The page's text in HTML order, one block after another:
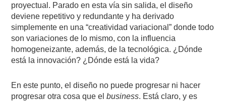
proyectual. Parado en esta vía sin salida, el diseño
deviene repetitivo y redundante y ha derivado
simplemente en una “creatividad variacional” donde todo
son variaciones de lo mismo, con la influencia
homogeneizante, además, de la tecnológica. ¿Dónde
está la innovación? ¿Dónde está la vida?
En este punto, el diseño no puede progresar ni hacer
progresar otra cosa que elbusiness. Está claro, y es